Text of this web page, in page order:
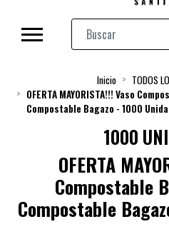
Inicio
TODOS
OFERTA MAYORISTA!!! Vaso
Compostable Bagazo - 1000
1000
OFERTA
Compostable
Compostable